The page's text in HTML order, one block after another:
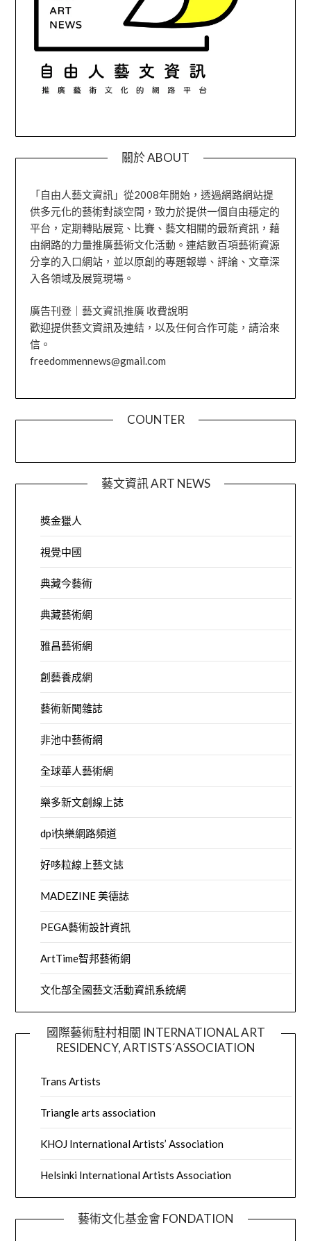
關於 ABOUT
「自由人藝文資訊」從2008年開始，透過網路網站提
供多元化的藝術對談空間，致力於提供一個自由穩定的
平台，定期轉貼展覽、比賽、藝文相關的最新資訊，藉
由網路的力量推廣藝術文化活動。連結數百項藝術資源
分享的入口網站，並以原創的專題報導、評論、文章深
入各領域及展覽現場。
廣告刊登｜藝文資訊推廣 收費說明
歡迎提供藝文資訊及連結，以及任何合作可能，請洽來
信。
freedommennews@gmail.com
COUNTER
藝文資訊 ART NEWS
獎金獵人
視覺中國
典藏今藝術
典藏藝術網
雅昌藝術網
創藝養成網
藝術新聞雜誌
非池中藝術網
全球華人藝術網
樂多新文創線上誌
dpi快樂網路頻道
好哆粒線上藝文誌
MADEZINE 美德誌
PEGA藝術設計資訊
ArtTime智邦藝術網
文化部全國藝文活動資訊系統網
國際藝術駐村相關 INTERNATIONAL ART
RESIDENCY, ARTISTS´ASSOCIATION
Trans Artists
Triangle arts association
KHOJ International Artists’ Association
Helsinki International Artists Association
藝術文化基金會 FONDATION